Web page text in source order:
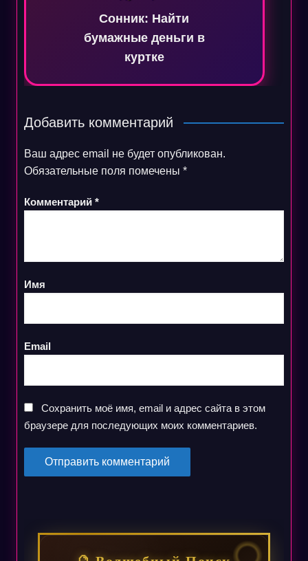
Сонник: Найти
бумажные деньги в
куртке
Добавить комментарий
Ваш адрес email не будет опубликован.
Обязательные поля помечены *
Комментарий *
Имя
Email
Сохранить моё имя, email и адрес сайта в этом
браузере для последующих моих комментариев.